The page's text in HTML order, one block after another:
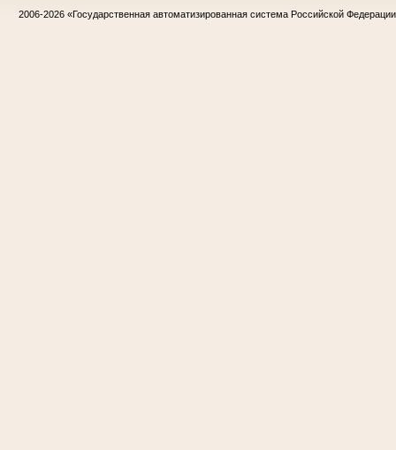
2006-2026 «Государственная автоматизированная система Российской